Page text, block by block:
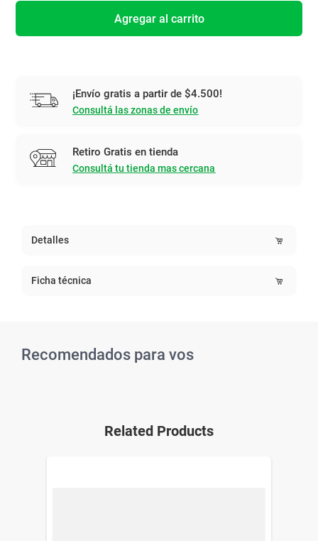
Agregar al carrito
¡Envío gratis a partir de $4.500!
Consultá las zonas de envío
Retiro Gratis en tienda
Consultá tu tienda mas cercana
Detalles
Ficha técnica
Recomendados para vos
Related Products